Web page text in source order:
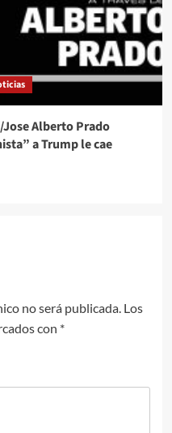
Alberto Prado
a Trump le cae
no será publicada. Los
con *